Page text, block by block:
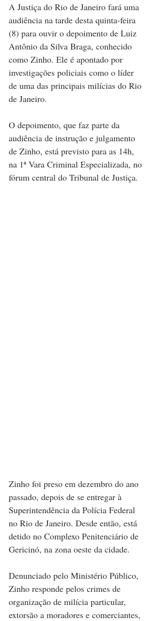
A Justiça do Rio de Janeiro fará uma
audiência na tarde desta quinta-feira
(8) para ouvir o depoimento de Luiz
Antônio da Silva Braga, conhecido
como Zinho. Ele é apontado por
investigações policiais como o líder
de uma das principais milícias do Rio
de Janeiro.
O depoimento, que faz parte da
audiência de instrução e julgamento
de Zinho, está previsto para as 14h,
na 1ª Vara Criminal Especializada, no
fórum central do Tribunal de Justiça.
Zinho foi preso em dezembro do ano
passado, depois de se entregar à
Superintendência da Polícia Federal
no Rio de Janeiro. Desde então, está
detido no Complexo Penitenciário de
Gericinó, na zona oeste da cidade.
Denunciado pelo Ministério Público,
Zinho responde pelos crimes de
organização de milícia particular,
extorsão a moradores e comerciantes,